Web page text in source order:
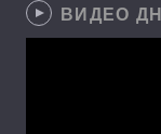
ВИДЕО